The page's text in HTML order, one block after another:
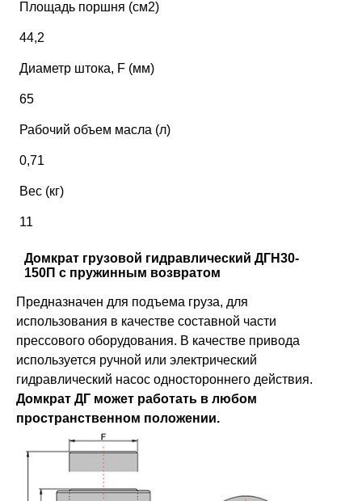
Площадь поршня (см2)
44,2
Диаметр штока, F (мм)
65
Рабочий объем масла (л)
0,71
Вес (кг)
11
Домкрат грузовой гидравлический ДГН30-
150П с пружинным возвратом
Предназначен для подъема груза, для
использования в качестве составной части
прессового оборудования. В качестве привода
используется ручной или электрический
гидравлический насос одностороннего действия.
Домкрат ДГ может работать в любом
пространственном положении.